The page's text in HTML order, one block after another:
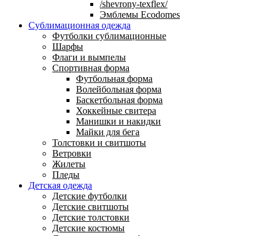
/shevrony-texflex/
Эмблемы Ecodomes
Сублимационная одежда
Футболки сублимационные
Шарфы
Флаги и вымпелы
Спортивная форма
Футбольная форма
Волейбольная форма
Баскетбольная форма
Хоккейные свитера
Манишки и накидки
Майки для бега
Толстовки и свитшоты
Ветровки
Жилеты
Пледы
Детская одежда
Детские футболки
Детские свитшоты
Детские толстовки
Детские костюмы